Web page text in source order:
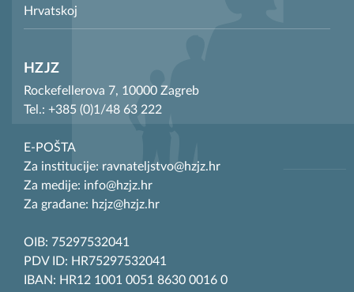
Hrvatskoj
HZJZ
Rockefellerova 7, 10000 Zagreb
Tel.: +385 (0)1/48 63 222
E-POŠTA
Za institucije: ravnateljstvo@hzjz.hr
Za medije: info@hzjz.hr
Za građane: hzjz@hzjz.hr
OIB: 75297532041
PDV ID: HR75297532041
IBAN: HR12 1001 0051 8630 0016 0